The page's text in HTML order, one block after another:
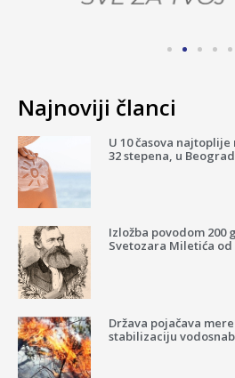
Najnoviji članci
U 10 časova
32 stepena, u
Izložba povodom 200
Svetozara Miletića
Država pojačava
stabilizaciju